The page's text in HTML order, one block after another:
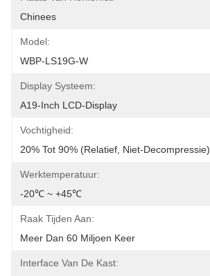
Chinees
Model:
WBP-LS19G-W
Display Systeem:
A19-Inch LCD-Display
Vochtigheid:
20% Tot 90% (relatief, Niet-Decompressie)
Werktemperatuur:
-20℃ ~ +45℃
Raak Tijden Aan:
Meer Dan 60 Miljoen Keer
Interface Van De Kast: